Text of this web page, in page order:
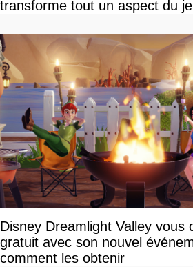
transforme tout un aspect du
Disney Dreamlight Valley vous
gratuit avec son nouvel
comment les obtenir